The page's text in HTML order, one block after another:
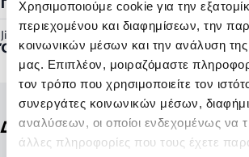
Χρησιμοποιούμε cookie για την
περιεχομένου και διαφημίσεων, την
κοινωνικών μέσων και την ανάλυση της
μας. Επιπλέον, μοιραζόμαστε
τον τρόπο που χρησιμοποιείτε τον
συνεργάτες κοινωνικών μέσων,
αναλύσεων, οι οποίοι ενδεχομένως να
άλλες πληροφορίες που τους έχετε
Jibbitz™ Ready:
Όχι
Δείτε ακόμη